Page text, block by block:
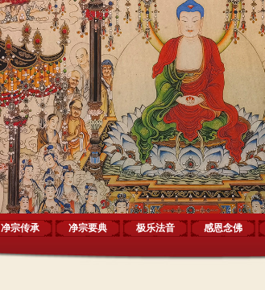
净宗传承 净宗要典 极乐法音 感恩念佛